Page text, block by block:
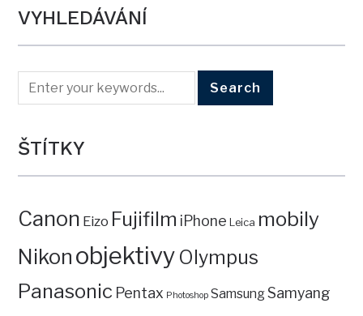
VYHLEDÁVÁNÍ
ŠTÍTKY
Canon Eizo Fujifilm iPhone Leica mobily
Nikon objektivy Olympus
Panasonic Pentax Photoshop SamsungSamyang